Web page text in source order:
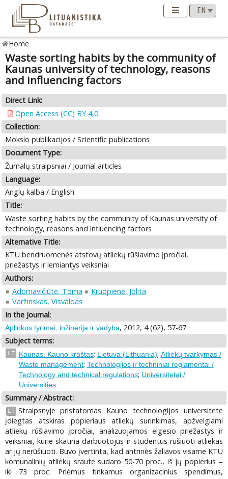
Home
Waste sorting habits by the community of
Kaunas university of technology, reasons
and influencing factors
Direct Link:
Open Access (CC) BY 4,0
Collection:
Mokslo publikacijos / Scientific publications
Document Type:
Žurnalų straipsniai / Journal articles
Language:
Anglų kalba / English
Title:
Waste sorting habits by the community of Kaunas university of
technology, reasons and influencing factors
Alternative Title:
KTU bendruomenės atstovų atliekų rūšiavimo įpročiai,
priežastys ir lemiantys veiksniai
Authors:
Adomavičiūtė, Toma
Kruopienė, Jolita
Varžinskas, Visvaldas
In the Journal:
Aplinkos tyrimai, inžinerija ir vadyba, 2012, 4 (62), 57-67
Subject terms:
LT Kaunas. Kauno kraštas; Lietuva (Lithuania); Atliekų tvarkymas /
Waste management; Technologijos ir techniniai reglamentai /
Technology and technical regulations; Universitetai /
Universities.
Summary / Abstract:
LT Straipsnyje pristatomas Kauno technologijos universitete
įdiegtas atskiras popieriaus atliekų surinkimas, apžvelgiami
atliekų rūšiavimo įpročiai, analizuojamos elgesio priežastys ir
veiksniai, kurie skatina darbuotojus ir studentus rūšiuoti atliekas
ar jų nerūšiuoti. Buvo įvertinta, kad antrinės žaliavos visame KTU
komunalinių atliekų sraute sudaro 50-70 proc., iš jų popierius –
iki 73 proc. Priėmus tinkamus organizacinius spendimus,